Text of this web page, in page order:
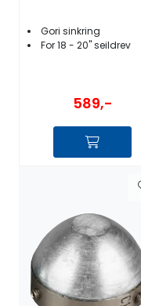
Gori sinkring
For 18 - 20'' seildrev
589,-